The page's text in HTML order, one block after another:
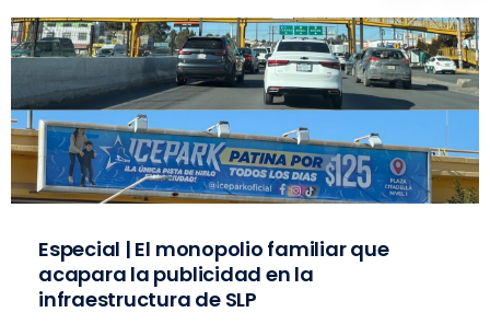
Especial | El monopolio familiar que
acapara la publicidad en la
infraestructura de SLP